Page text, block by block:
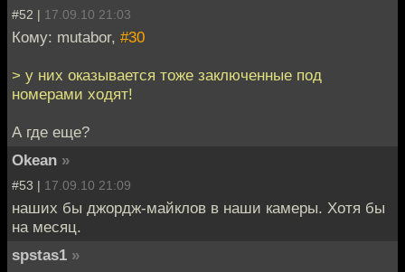
#52 | 17.09.10 21:03
Кому: mutabor, #30
> у них оказывается тоже заключенные под
номерами ходят!
А где еще?
Okean »
#53 | 17.09.10 21:09
наших бы джордж-майклов в наши камеры. Хотя бы
на месяц.
spstas1 »